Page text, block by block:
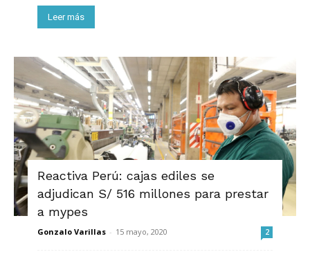
Leer más
Reactiva Perú: cajas ediles se
adjudican S/ 516 millones para prestar
a mypes
Gonzalo Varillas - 15 mayo, 2020 2